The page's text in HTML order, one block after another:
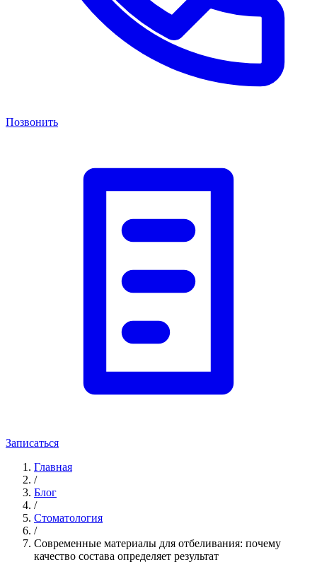
Позвонить
Записаться
Главная
/
Блог
/
Стоматология
/
Современные материалы для отбеливания: почему
качество состава определяет результат